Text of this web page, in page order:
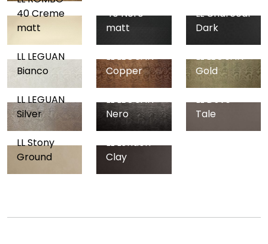
40 Creme
matt
40 Nero
matt
LL Charcoal
Dark
LL LEGUAN
Bianco
LL LEGUAN
Copper
LL LEGUAN
Gold
LL LEGUAN
Silver
LL LEGUAN
Nero
LL Dove
Tale
LL Stony
Ground
LL London
Clay